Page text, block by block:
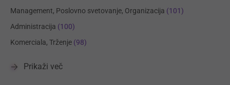
Management, Poslovno svetovanje, Organizacija (101)
Administracija (100)
Komerciala, Trženje (98)
Prikaži več